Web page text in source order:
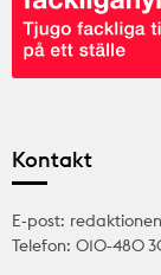
Kontakt
E-post:
Telefon: 010-480